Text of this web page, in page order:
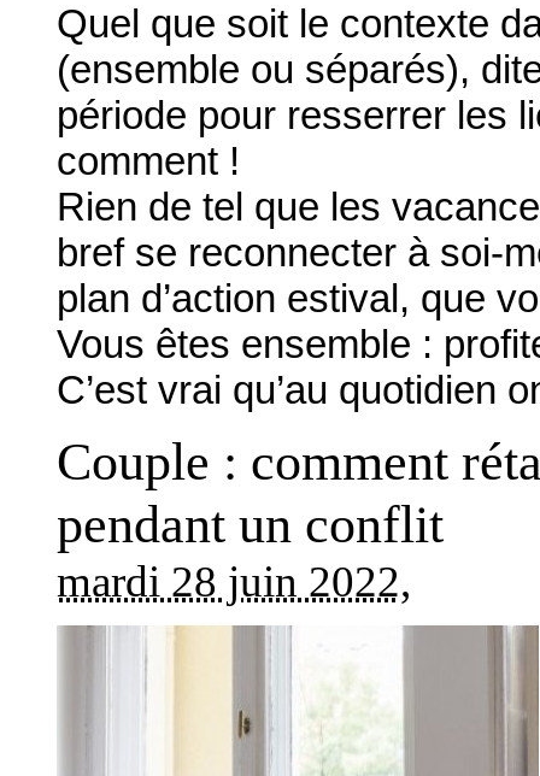
Quel que soit le contexte
(ensemble ou séparés),
période pour resserrer les
comment !
Rien de tel que les
bref se reconnecter à soi-
plan d’action estival, que
Vous êtes ensemble :
C’est vrai qu’au
Couple : comment
pendant un conflit
mardi 28 juin 2022,